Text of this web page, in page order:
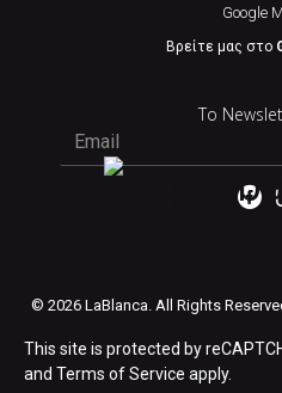
Google
Βρείτε μας στο
Το
© 2026 LaBlanca. All Rights
This site is protected by
and Terms of Service apply.